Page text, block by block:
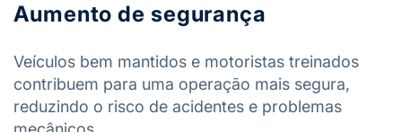
Aumento de segurança
Veículos bem mantidos e motoristas treinados
contribuem para uma operação mais segura,
reduzindo o risco de acidentes e problemas